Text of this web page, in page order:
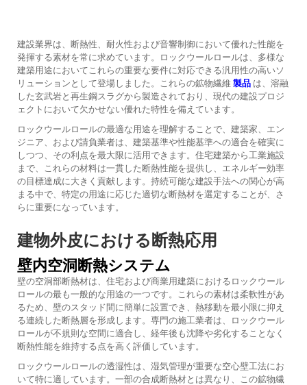
建設業界は、断熱性、耐火性および音響制御において優れた性能を
発揮する素材を常に求めています。ロックウールロールは、多様な
建築用途においてこれらの重要な要件に対応できる汎用性の高いソ
リューションとして登場しました。これらの鉱物繊維製品 は、溶融
した玄武岩と再生鋼スラグから製造されており、現代の建設プロジ
ェクトにおいて欠かせない優れた特性を備えています。
ロックウールロールの最適な用途を理解することで、建築家、エン
ジニア、および請負業者は、建築基準や性能基準への適合を確実に
しつつ、その利点を最大限に活用できます。住宅建築から工業施設
まで、これらの材料は一貫した断熱性能を提供し、エネルギー効率
の目標達成に大きく貢献します。持続可能な建設手法への関心が高
まる中で、特定の用途に応じた適切な断熱材を選定することが、さ
らに重要になっています。
建物外皮における断熱応用
壁内空洞断熱システム
壁の空洞部断熱材は、住宅および商業用建築におけるロックウール
ロールの最も一般的な用途の一つです。これらの素材は柔軟性があ
るため、壁のスタッド間に簡単に設置でき、熱移動を最小限に抑え
る連続した断熱層を形成します。専門の施工業者は、ロックウール
ロールが不規則な空間に適合し、経年後も沈降や劣化することなく
断熱性能を維持する点を高く評価しています。
ロックウールロールの透湿性は、湿気管理が重要な空心壁工法にお
いて特に適しています。一部の合成断熱材とは異なり、この鉱物繊